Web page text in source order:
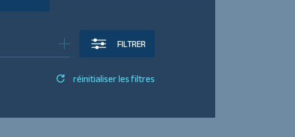
FILTRER
réinitialiser les filtres